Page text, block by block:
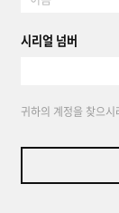
시리얼 넘버
귀하의 계정을 찾으